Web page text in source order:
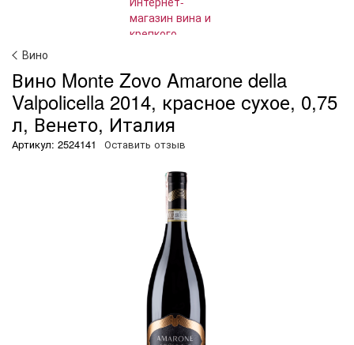
Вино
Вино Monte Zovo Amarone della
Valpolicella 2014, красное сухое, 0,75
л, Венето, Италия
Артикул: 2524141 Оставить отзыв